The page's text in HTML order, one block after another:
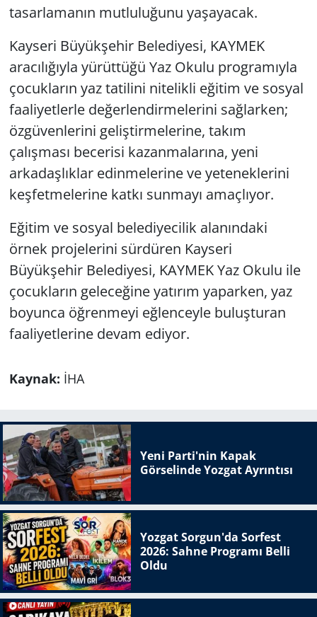
tasarlamanın mutluluğunu yaşayacak.
Kayseri Büyükşehir Belediyesi, KAYMEK
aracılığıyla yürüttüğü Yaz Okulu programıyla
çocukların yaz tatilini nitelikli eğitim ve sosyal
faaliyetlerle değerlendirmelerini sağlarken;
özgüvenlerini geliştirmelerine, takım
çalışması becerisi kazanmalarına, yeni
arkadaşlıklar edinmelerine ve yeteneklerini
keşfetmelerine katkı sunmayı amaçlıyor.
Eğitim ve sosyal belediyecilik alanındaki
örnek projelerini sürdüren Kayseri
Büyükşehir Belediyesi, KAYMEK Yaz Okulu ile
çocukların geleceğine yatırım yaparken, yaz
boyunca öğrenmeyi eğlenceyle buluşturan
faaliyetlerine devam ediyor.
Kaynak: İHA
Yeni Parti'nin Kapak
Görselinde Yozgat Ayrıntısı
Yozgat Sorgun'da Sorfest
2026: Sahne Programı Belli
Oldu